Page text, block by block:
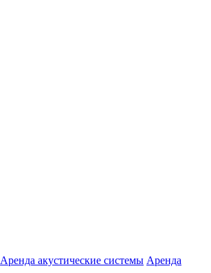
Аренда акустические системы Аренда